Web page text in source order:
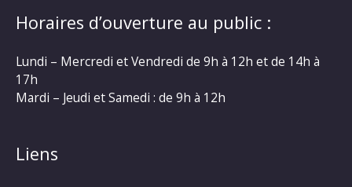
Horaires d’ouverture au public :
Lundi – Mercredi et Vendredi de 9h à 12h et de 14h à
17h
Mardi – Jeudi et Samedi : de 9h à 12h
Liens